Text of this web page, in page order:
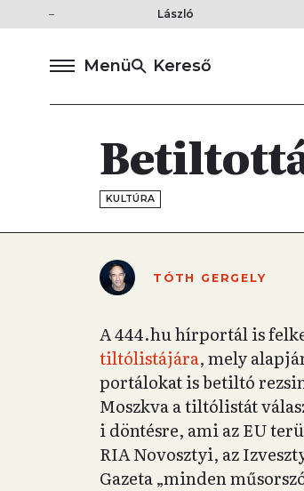
László
Menü Kereső
KULTÚRA
TÓTH GERGELY
A 444.hu hírportál is
tiltólistájára, mely
portálokat is betiltó
Moszkva a tiltólistát
i döntésre, ami az EU
RIA Novosztyi, az
Gazeta „minden